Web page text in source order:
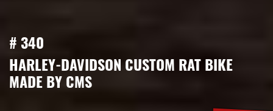
# 340
HARLEY-DAVIDSON CUSTOM RAT BIKE
MADE BY CMS